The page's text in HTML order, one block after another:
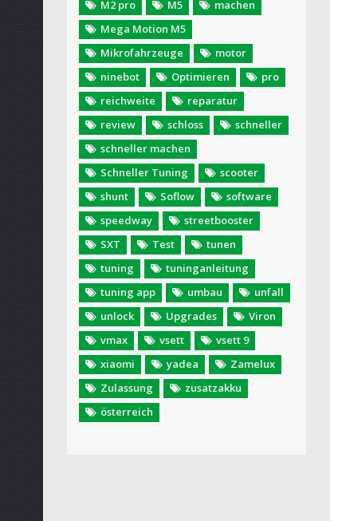
M2 pro
M5
machen
Mega Motion M5
Mikrofahrzeuge
motor
ninebot
Optimieren
pro
reichweite
reparatur
review
schloss
schneller
schneller machen
Schneller Tuning
scooter
shunt
Soflow
software
speedway
streetbooster
SXT
Test
tunen
tuning
tuninganleitung
tuning app
umbau
unfall
unlock
Upgrades
Viron
vmax
vsett
vsett 9
xiaomi
yadea
Zamelux
Zulassung
zusatzakku
österreich